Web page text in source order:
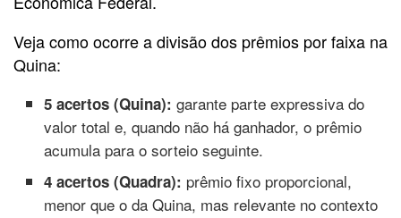
Veja como ocorre a divisão dos prêmios por faixa na
Quina:
5 acertos (Quina): garante parte expressiva do
valor total e, quando não há ganhador, o prêmio
acumula para o sorteio seguinte.
4 acertos (Quadra): prêmio fixo proporcional,
menor que o da Quina, mas relevante no contexto